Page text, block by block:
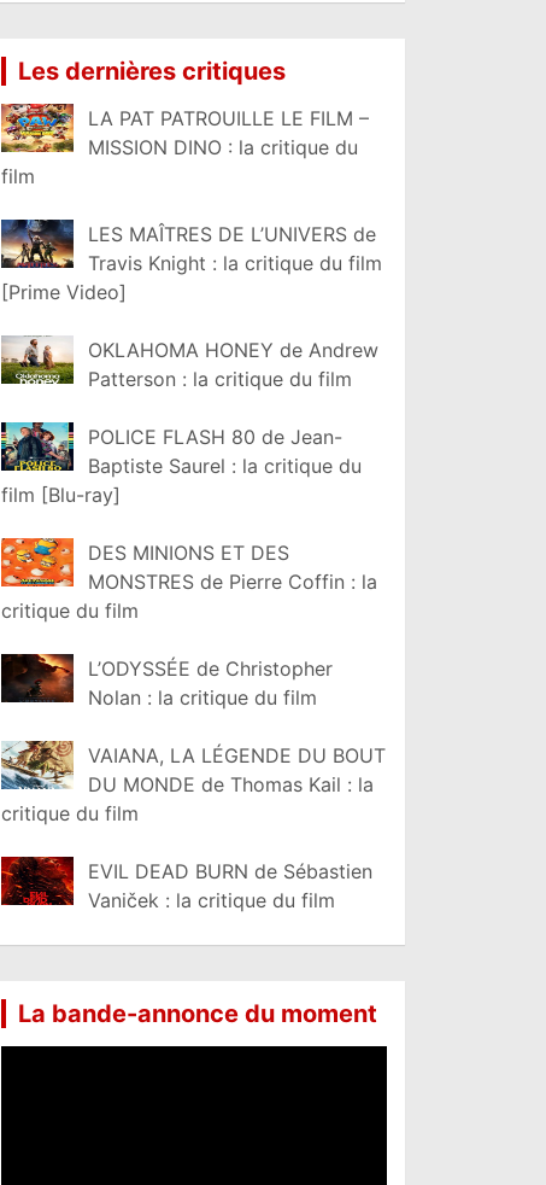
Les dernières critiques
LA PAT PATROUILLE LE FILM –
MISSION DINO : la critique du
film
LES MAÎTRES DE L’UNIVERS de
Travis Knight : la critique du film
[Prime Video]
OKLAHOMA HONEY de Andrew
Patterson : la critique du film
POLICE FLASH 80 de Jean-
Baptiste Saurel : la critique du
film [Blu-ray]
DES MINIONS ET DES
MONSTRES de Pierre Coffin : la
critique du film
L’ODYSSÉE de Christopher
Nolan : la critique du film
VAIANA, LA LÉGENDE DU BOUT
DU MONDE de Thomas Kail : la
critique du film
EVIL DEAD BURN de Sébastien
Vaniček : la critique du film
La bande-annonce du moment